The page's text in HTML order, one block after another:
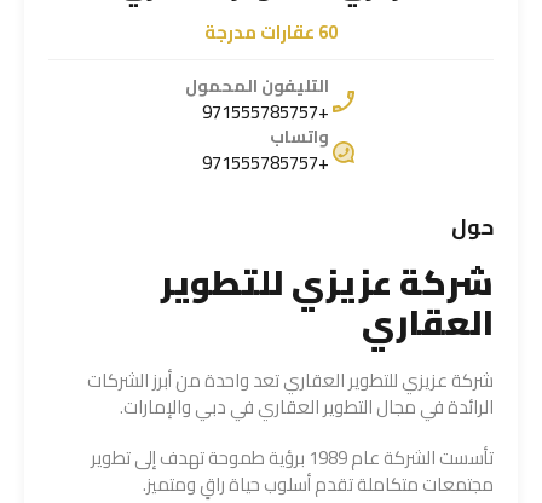
60 عقارات مدرجة
التليفون المحمول
+971555785757
واتساب
+971555785757
حول
شركة عزيزي للتطوير
العقاري
شركة عزيزي للتطوير العقاري تعد واحدة من أبرز الشركات
الرائدة في مجال التطوير العقاري في دبي والإمارات.
تأسست الشركة عام 1989 برؤية طموحة تهدف إلى تطوير
مجتمعات متكاملة تقدم أسلوب حياة راقٍ ومتميز.